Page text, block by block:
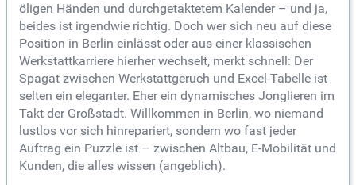
öligen Händen und durchgetaktetem Kalender – und ja,
beides ist irgendwie richtig. Doch wer sich neu auf diese
Position in Berlin einlässt oder aus einer klassischen
Werkstattkarriere hierher wechselt, merkt schnell: Der
Spagat zwischen Werkstattgeruch und Excel-Tabelle ist
selten ein eleganter. Eher ein dynamisches Jonglieren im
Takt der Großstadt. Willkommen in Berlin, wo niemand
lustlos vor sich hinrepariert, sondern wo fast jeder
Auftrag ein Puzzle ist – zwischen Altbau, E-Mobilität und
Kunden, die alles wissen (angeblich).